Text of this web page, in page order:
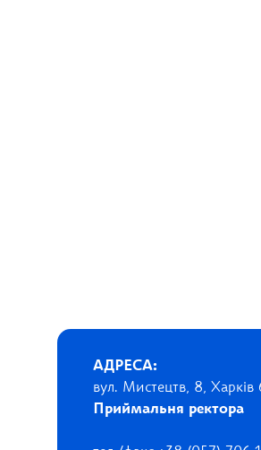
АДРЕСА:
вул. Мистецтв, 8, Харків
Приймальня ректора